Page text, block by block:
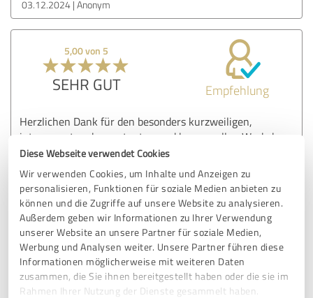
Diese Webseite verwendet Cookies
Wir verwenden Cookies, um Inhalte und Anzeigen zu
personalisieren, Funktionen für soziale Medien anbieten zu
können und die Zugriffe auf unsere Website zu analysieren.
Außerdem geben wir Informationen zu Ihrer Verwendung
unserer Website an unsere Partner für soziale Medien,
Werbung und Analysen weiter. Unsere Partner führen diese
Informationen möglicherweise mit weiteren Daten
zusammen, die Sie ihnen bereitgestellt haben oder die sie im
Rahmen Ihrer Nutzung der Dienste gesammelt haben.
03.12.2024 Anonym
5,00 von 5
SEHR GUT Empfehlung
Herzlichen Dank für den besonders kurzweiligen,
interessanten, kompetenten und humorvollen Workshop
zum Thema Mobbing! Anke hat es geschafft, dieses
sensible Thema praxisnah und mit viel Leidenschaft zu
vermitteln. Ihre humorvolle Art und gleichzeitig sehr
fachlich fundiert hat sie den Workshop zu einem echten
Highlight gemacht. Die Inhalte wurden so anschaulich und
verständlich aufbereitet, dass für jeden etwas dabei war –
ob PädagogInnen, Eltern oder Kinder. Besonders wertvoll
waren die vielen Inputs, die sich leicht und schnell im
Alltag umsetzen lassen.